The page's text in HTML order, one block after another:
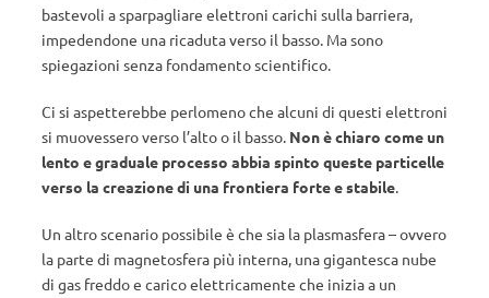
bastevoli a sparpagliare elettroni carichi sulla barriera,
impedendone una ricaduta verso il basso. Ma sono
spiegazioni senza fondamento scientifico.
Ci si aspetterebbe perlomeno che alcuni di questi elettroni
si muovessero verso l’alto o il basso. Non è chiaro come un
lento e graduale processo abbia spinto queste particelle
verso la creazione di una frontiera forte e stabile.
Un altro scenario possibile è che sia la plasmasfera – ovvero
la parte di magnetosfera più interna, una gigantesca nube
di gas freddo e carico elettricamente che inizia a un